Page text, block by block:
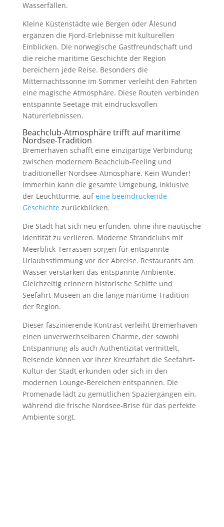
Wasserfällen.
Kleine Küstenstädte wie Bergen oder Ålesund
ergänzen die Fjord-Erlebnisse mit kulturellen
Einblicken. Die norwegische Gastfreundschaft und
die reiche maritime Geschichte der Region
bereichern jede Reise. Besonders die
Mitternachtssonne im Sommer verleiht den Fahrten
eine magische Atmosphäre. Diese Routen verbinden
entspannte Seetage mit eindrucksvollen
Naturerlebnissen.
Beachclub-Atmosphäre trifft auf maritime
Nordsee-Tradition
Bremerhaven schafft eine einzigartige Verbindung
zwischen modernem Beachclub-Feeling und
traditioneller Nordsee-Atmosphäre. Kein Wunder!
Immerhin kann die gesamte Umgebung, inklusive
der Leuchttürme, aufeine beeindruckende
Geschichte zurückblicken.
Die Stadt hat sich neu erfunden, ohne ihre nautische
Identität zu verlieren. Moderne Strandclubs mit
Meerblick-Terrassen sorgen für entspannte
Urlaubsstimmung vor der Abreise. Restaurants am
Wasser verstärken das entspannte Ambiente.
Gleichzeitig erinnern historische Schiffe und
Seefahrt-Museen an die lange maritime Tradition
der Region.
Dieser faszinierende Kontrast verleiht Bremerhaven
einen unverwechselbaren Charme, der sowohl
Entspannung als auch Authentizität vermittelt.
Reisende können vor ihrer Kreuzfahrt die Seefahrt-
Kultur der Stadt erkunden oder sich in den
modernen Lounge-Bereichen entspannen. Die
Promenade lädt zu gemütlichen Spaziergängen ein,
während die frische Nordsee-Brise für das perfekte
Ambiente sorgt.